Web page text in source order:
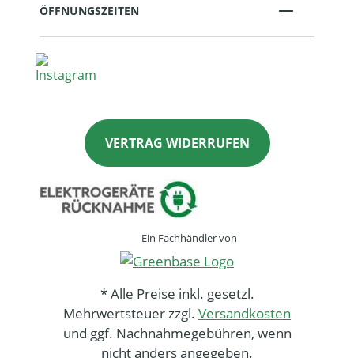
ÖFFNUNGSZEITEN
VERTRAG WIDERRUFEN
Ein Fachhändler von
* Alle Preise inkl. gesetzl.
Mehrwertsteuer zzgl. Versandkosten
und ggf. Nachnahmegebühren, wenn
nicht anders angegeben.